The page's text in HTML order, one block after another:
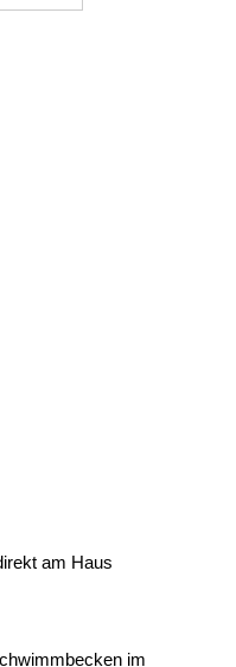
am Haus
im